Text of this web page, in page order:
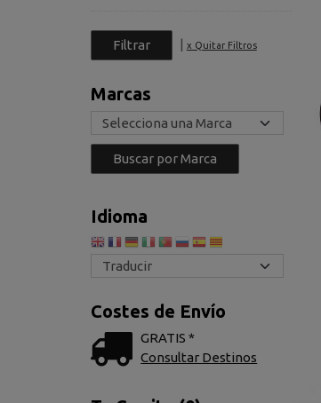
| x Quitar Filtros
Marcas
Idioma
Costes de Envío
GRATIS *
Consultar Destinos